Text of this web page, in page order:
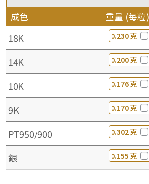
成色 重量 (每粒)
18K 0.230 克
14K 0.200 克
10K 0.176 克
9K 0.170 克
PT950/900 0.302 克
銀 0.155 克